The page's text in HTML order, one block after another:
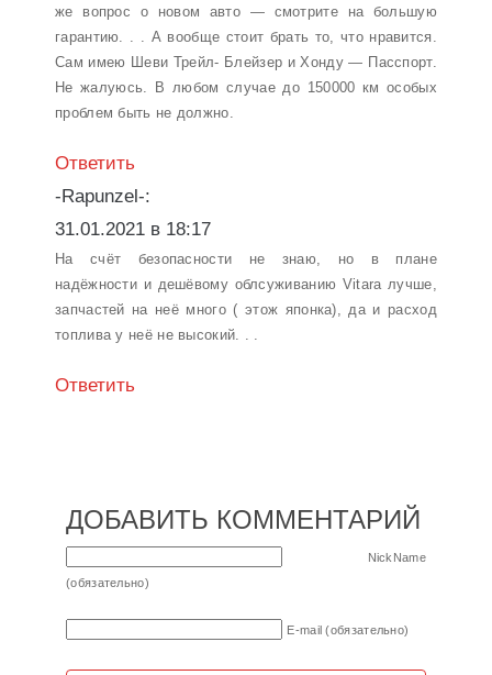
же вопрос о новом авто — смотрите на большую
гарантию. . . А вообще стоит брать то, что нравится.
Сам имею Шеви Трейл- Блейзер и Хонду — Пасспорт.
Не жалуюсь. В любом случае до 150000 км особых
проблем быть не должно.
Ответить
-Rapunzel-:
31.01.2021 в 18:17
На счёт безопасности не знаю, но в плане
надёжности и дешёвому облсуживанию Vitara лучше,
запчастей на неё много ( этож японка), да и расход
топлива у неё не высокий. . .
Ответить
ДОБАВИТЬ КОММЕНТАРИЙ
NickName
(обязательно)
E-mail (обязательно)